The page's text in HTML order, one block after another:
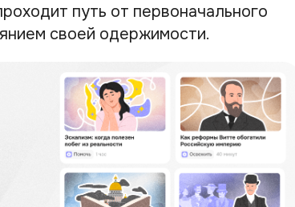
путь от первоначального
своей одержимости.